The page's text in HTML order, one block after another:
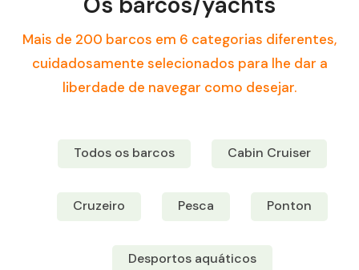
Mais de 200 barcos em 6 categorias diferentes,
cuidadosamente selecionados para lhe dar a
liberdade de navegar como desejar.
Todos os barcos Cabin Cruiser
Cruzeiro Pesca Ponton
Desportos aquáticos